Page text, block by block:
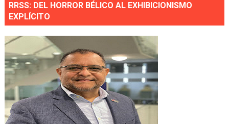
RRSS: DEL HORROR BÉLICO AL EXHIBICIONISMO
EXPLÍCITO